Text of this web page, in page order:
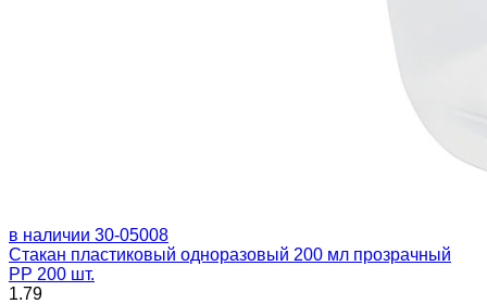
в наличии 30-05008
Стакан пластиковый одноразовый 200 мл прозрачный
PP 200 шт.
1.79